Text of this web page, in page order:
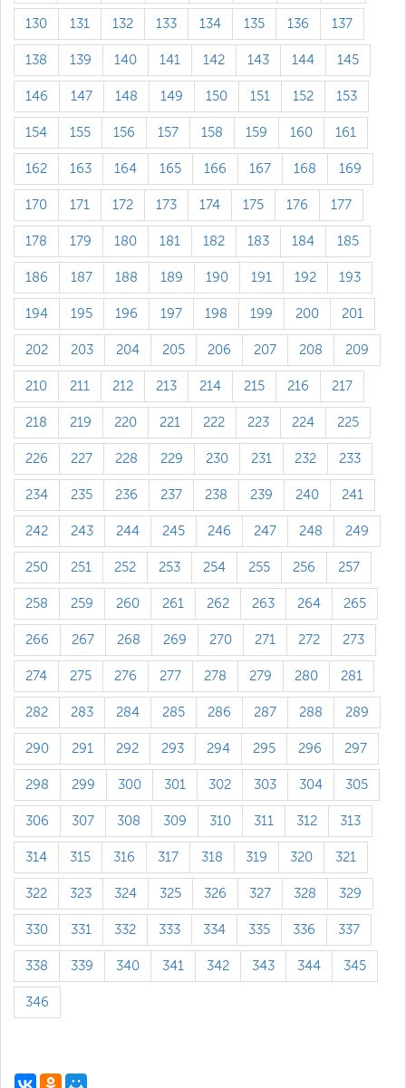
130 131 132 133 134 135 136 137
138 139 140 141 142 143 144 145
146 147 148 149 150 151 152 153
154 155 156 157 158 159 160 161
162 163 164 165 166 167 168 169
170 171 172 173 174 175 176 177
178 179 180 181 182 183 184 185
186 187 188 189 190 191 192 193
194 195 196 197 198 199 200 201
202 203 204 205 206 207 208 209
210 211 212 213 214 215 216 217
218 219 220 221 222 223 224 225
226 227 228 229 230 231 232 233
234 235 236 237 238 239 240 241
242 243 244 245 246 247 248 249
250 251 252 253 254 255 256 257
258 259 260 261 262 263 264 265
266 267 268 269 270 271 272 273
274 275 276 277 278 279 280 281
282 283 284 285 286 287 288 289
290 291 292 293 294 295 296 297
298 299 300 301 302 303 304 305
306 307 308 309 310 311 312 313
314 315 316 317 318 319 320 321
322 323 324 325 326 327 328 329
330 331 332 333 334 335 336 337
338 339 340 341 342 343 344 345
346